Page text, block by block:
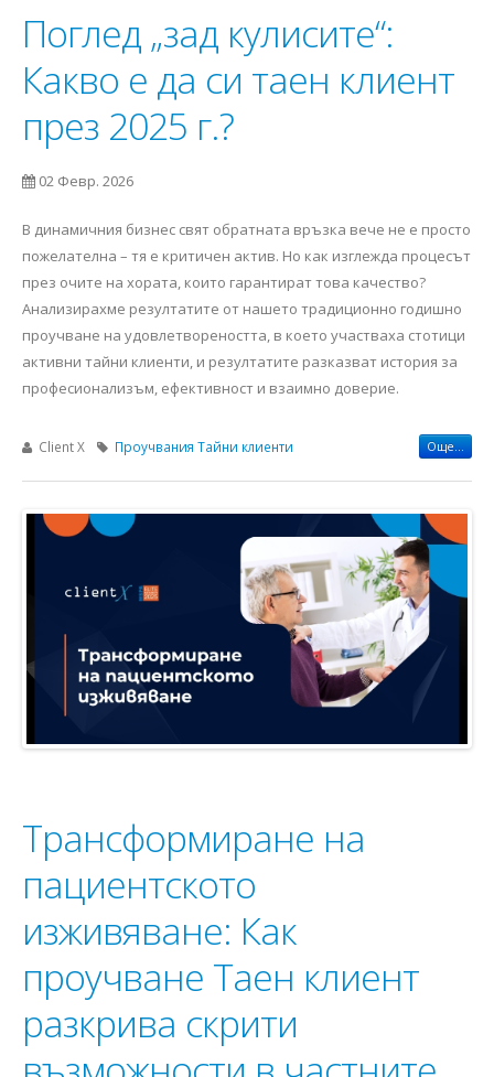
Поглед „зад кулисите“:
Какво е да си таен клиент
през 2025 г.?
02 Февр. 2026
В динамичния бизнес свят обратната връзка вече не е просто
пожелателна – тя е критичен актив. Но как изглежда процесът
през очите на хората, които гарантират това качество?
Анализирахме резултатите от нашето традиционно годишно
проучване на удовлетвореността, в което участваха стотици
активни тайни клиенти, и резултатите разказват история за
професионализъм, ефективност и взаимно доверие.
Client X Проучвания Тайни клиенти Още...
Трансформиране на
пациентското
изживяване: Как
проучване Таен клиент
разкрива скрити